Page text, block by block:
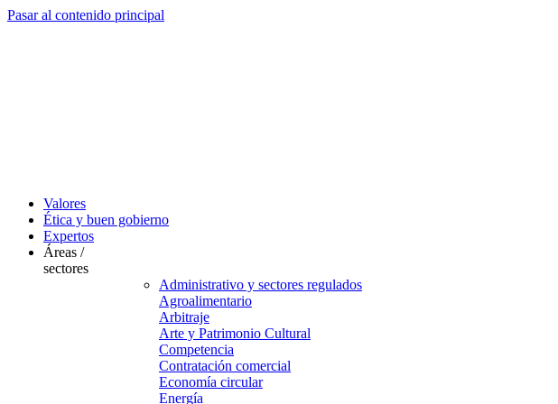
Pasar al contenido principal
Valores
Ética y buen gobierno
Expertos
Áreas /
sectores
Administrativo y sectores regulados
Agroalimentario
Arbitraje
Arte y Patrimonio Cultural
Competencia
Contratación comercial
Economía circular
Energía